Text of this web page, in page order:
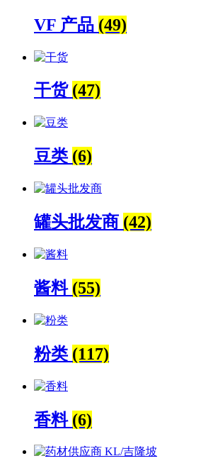
VF 产品 (49)
干货 (47)
豆类 (6)
罐头批发商 (42)
酱料 (55)
粉类 (117)
香料 (6)